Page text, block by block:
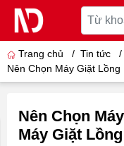
Trang chủ / Tin tức
/
Nên Chọn Máy Giặt
Nên Chọn
Máy Giặt